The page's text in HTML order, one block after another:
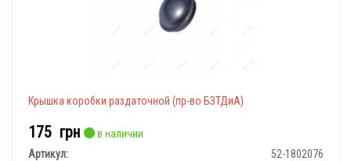
Крышка коробки раздаточной (пр-во БЗТДиА)
175 грн
в наличии
Артикул:
52-1802076